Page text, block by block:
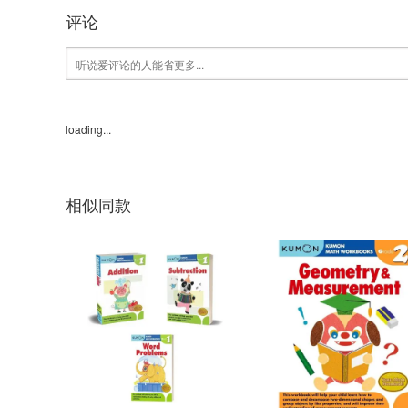
评论
loading...
相似同款